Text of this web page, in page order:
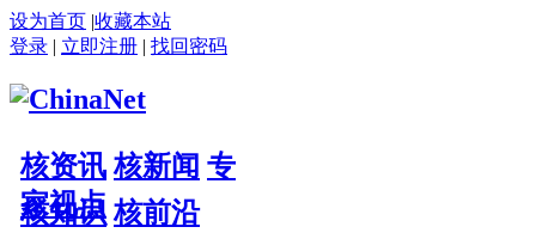
设为首页 |收藏本站
登录 | 立即注册 | 找回密码
核资讯 核新闻 专
家视点
核知识 核前沿